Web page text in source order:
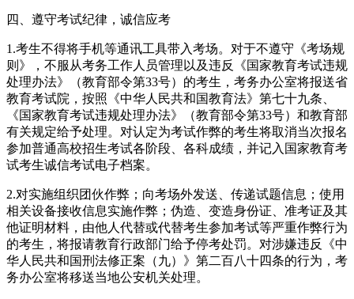
四、遵守考试纪律，诚信应考
1.考生不得将手机等通讯工具带入考场。对于不遵守《考场规
则》，不服从考务工作人员管理以及违反《国家教育考试违规
处理办法》（教育部令第33号）的考生，考务办公室将报送省
教育考试院，按照《中华人民共和国教育法》第七十九条、
《国家教育考试违规处理办法》（教育部令第33号）和教育部
有关规定给予处理。对认定为考试作弊的考生将取消当次报名
参加普通高校招生考试各阶段、各科成绩，并记入国家教育考
试考生诚信考试电子档案。
2.对实施组织团伙作弊；向考场外发送、传递试题信息；使用
相关设备接收信息实施作弊；伪造、变造身份证、准考证及其
他证明材料，由他人代替或代替考生参加考试等严重作弊行为
的考生，将报请教育行政部门给予停考处罚。对涉嫌违反《中
华人民共和国刑法修正案（九）》第二百八十四条的行为，考
务办公室将移送当地公安机关处理。